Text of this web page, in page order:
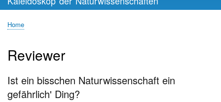
Home
Reviewer
Ist ein bisschen Naturwissenschaft ein
gefährlich' Ding?